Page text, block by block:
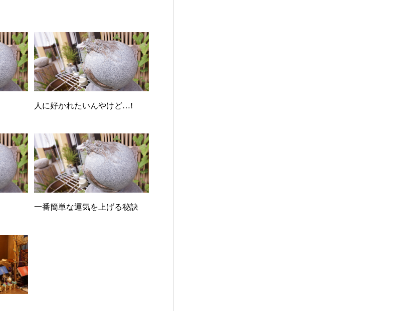
人に好かれたいんやけど…!
一番簡単な運気を上げる秘訣